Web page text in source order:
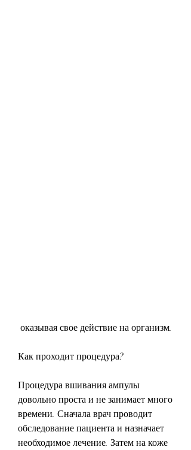
оказывая свое действие на организм.
Как проходит процедура?
Процедура вшивания ампулы
довольно проста и не занимает много
времени. Сначала врач проводит
обследование пациента и назначает
необходимое лечение. Затем на коже